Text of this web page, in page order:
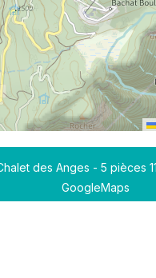
des Anges - 5 pièces
GoogleMaps